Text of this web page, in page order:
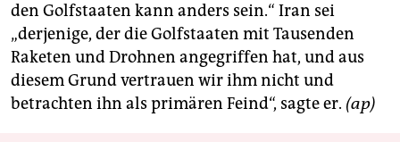
den Golfstaaten kann anders sein.“ Iran sei
„derjenige, der die Golfstaaten mit Tausenden
Raketen und Drohnen angegriffen hat, und aus
diesem Grund vertrauen wir ihm nicht und
betrachten ihn als primären Feind“, sagte er. (ap)